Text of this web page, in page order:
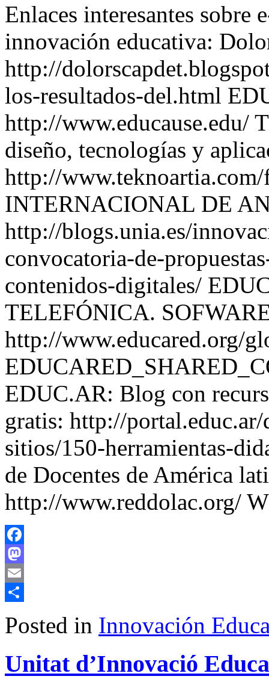
Enlaces interesantes sobre
innovación educativa:
http://
los-resultados-del.html
http://www.educause.edu/
diseño, tecnologías y
http://
INTERNACIONAL DE
http://blogs.unia.es/
convocatoria-de-
contenidos-digitales/
TELEFÓNICA.
http://www.educared.org/
EDUC.AR: Blog con
gratis: http://
sitios/150-herramientas-
de Docentes de América
http://www.reddolac.org/
Facebook
Mastodon
Email
Posted in Innovación
Unitat d’Innovació